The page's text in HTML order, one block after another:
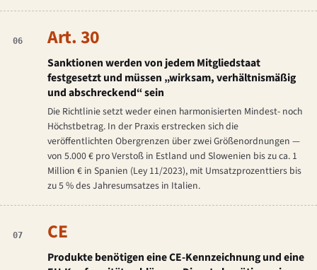
06 Art. 30
Sanktionen werden von jedem Mitgliedstaat
festgesetzt und müssen „wirksam, verhältnismäßig
und abschreckend“ sein
Die Richtlinie setzt weder einen harmonisierten Mindest- noch
Höchstbetrag. In der Praxis erstrecken sich die
veröffentlichten Obergrenzen über zwei Größenordnungen —
von 5.000 € pro Verstoß in Estland und Slowenien bis zu ca. 1
Million € in Spanien (Ley 11/2023), mit Umsatzprozenttiers bis
zu 5 % des Jahresumsatzes in Italien.
07 CE
Produkte benötigen eine CE-Kennzeichnung und eine